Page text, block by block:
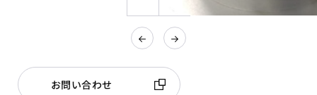
お問い合わせ